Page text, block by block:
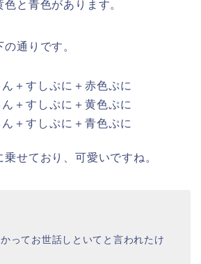
と青色があります。
通りです。
＋すしぷに＋赤色ぷに
＋すしぷに＋黄色ぷに
＋すしぷに＋青色ぷに
せており、可愛いですね。
ってお世話しといてと言われたけ